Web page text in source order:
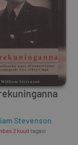
Stevenson
2 kuud tagasi